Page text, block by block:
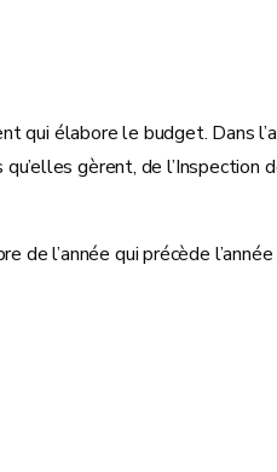
qui élabore le budget. Dans
gèrent, de l’Inspection
l’année qui précède